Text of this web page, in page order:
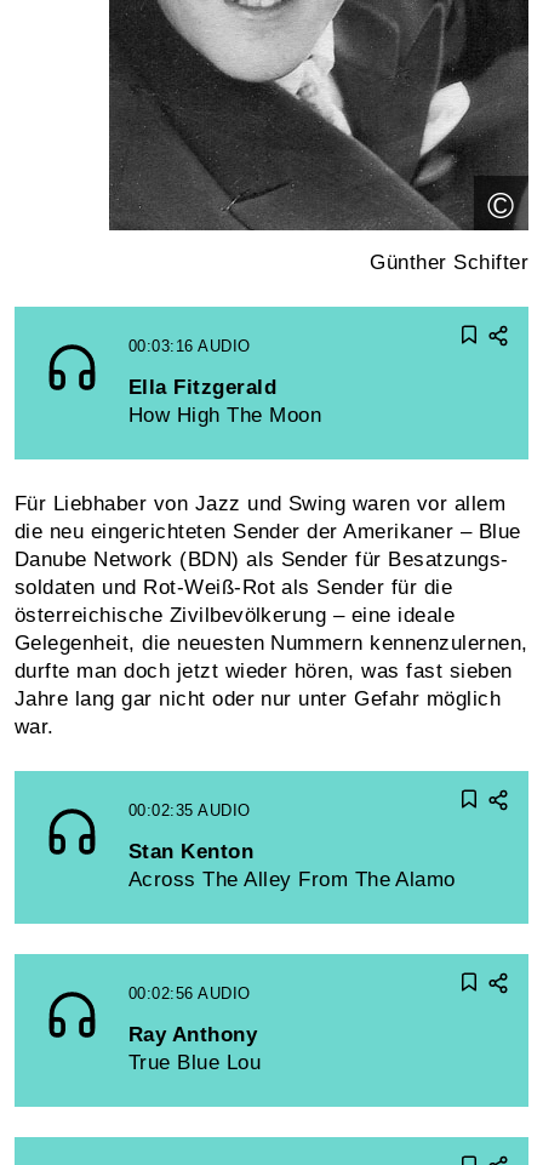
©
Günther Schifter
00:03:16AUDIO
Ella Fitzgerald
How High The Moon
Für Liebhaber von Jazz und Swing waren vor allem
die neu einge­richteten Sender der Amerikaner – Blue
Danube Network (BDN) als Sender für Besatzungs­
soldaten und Rot-Weiß-Rot als Sender für die
österreichische Zivil­be­völkerung – eine ideale
Gelegenheit, die neuesten Nummern kennenzulernen,
durfte man doch jetzt wieder hören, was fast sieben
Jahre lang gar nicht oder nur unter Gefahr möglich
war.
00:02:35AUDIO
Stan Kenton
Across The Alley From The Alamo
00:02:56AUDIO
Ray Anthony
True Blue Lou